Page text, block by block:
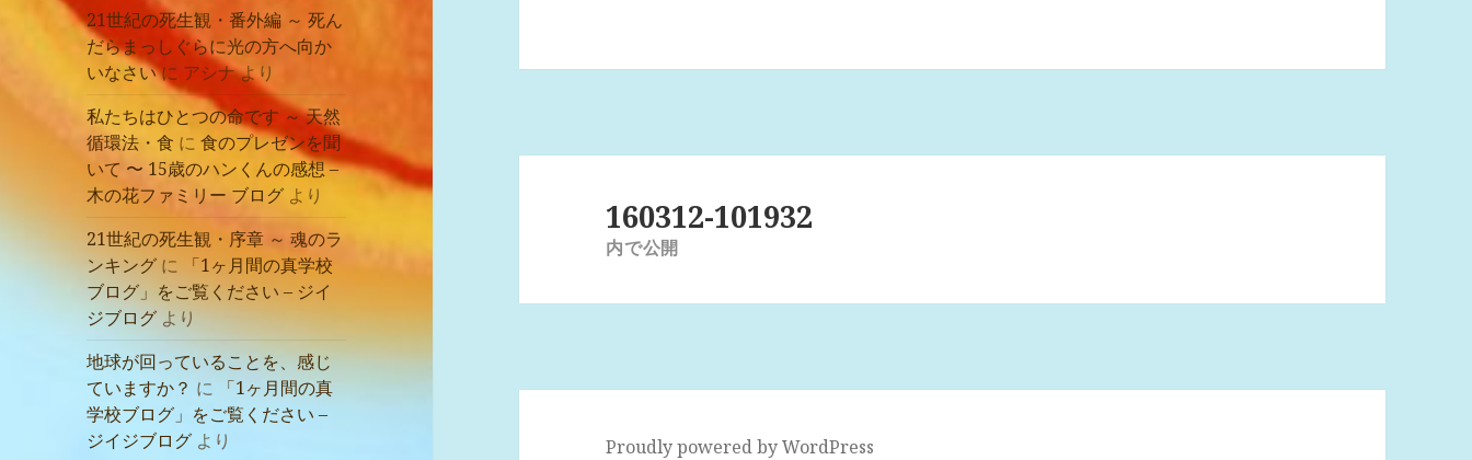
21世紀の死生観・番外編 ～ 死ん
だらまっしぐらに光の方へ向か
いなさいに アシナより
私たちはひとつの命です ～ 天然
循環法・食 に食のプレゼンを聞
いて 〜 15歳のハンくんの感想 –
木の花ファミリー ブログ より
21世紀の死生観・序章 ～ 魂のラ
ンキング に
「1ヶ月間の真学校
ブログ」をご覧ください – ジイ
ジブログより
地球が回っていることを、感じ
ていますか？ に
「1ヶ月間の真
学校ブログ」をご覧ください –
ジイジブログ より
ゲ
160312-101932
内で公開
Proudly powered by WordPress